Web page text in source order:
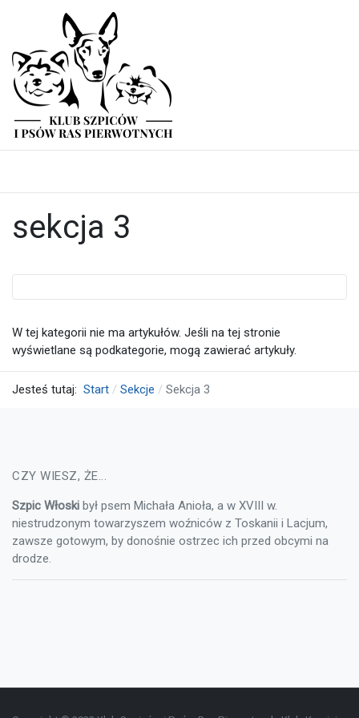
sekcja 3
W tej kategorii nie ma artykułów. Jeśli na tej stronie
wyświetlane są podkategorie, mogą zawierać artykuły.
Jesteś tutaj: Start Sekcje Sekcja 3
CZY WIESZ, ŻE...
Szpic Włoski był psem Michała Anioła, a w XVIII w.
niestrudzonym towarzyszem woźniców z Toskanii i Lacjum,
zawsze gotowym, by donośnie ostrzec ich przed obcymi na
drodze.